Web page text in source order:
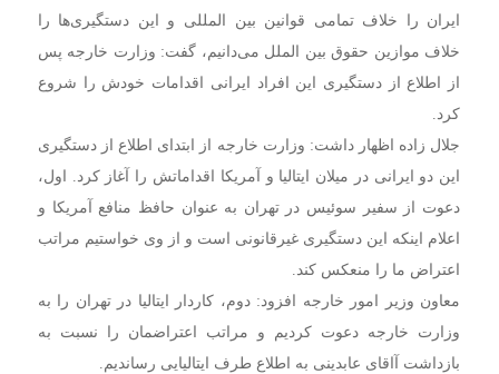
ایران را خلاف تمامی قوانین بین المللی و این دستگیری‌ها را
خلاف موازین حقوق بین الملل می‌دانیم، گفت: وزارت خارجه پس
از اطلاع از دستگیری این افراد ایرانی اقدامات خودش را شروع
کرد.
جلال زاده اظهار داشت: وزارت خارجه از ابتدای اطلاع از دستگیری
این دو ایرانی در میلان ایتالیا و آمریکا اقداماتش را آغاز کرد. اول،
دعوت از سفیر سوئیس در تهران به عنوان حافظ منافع آمریکا و
اعلام اینکه این دستگیری غیرقانونی است و از وی خواستیم مراتب
اعتراض ما را منعکس کند.
معاون وزیر امور خارجه افزود: دوم، کاردار ایتالیا در تهران را به
وزارت خارجه دعوت کردیم و مراتب اعتراضمان را نسبت به
بازداشت آاقای عابدینی به اطلاع طرف ایتالیایی رساندیم.